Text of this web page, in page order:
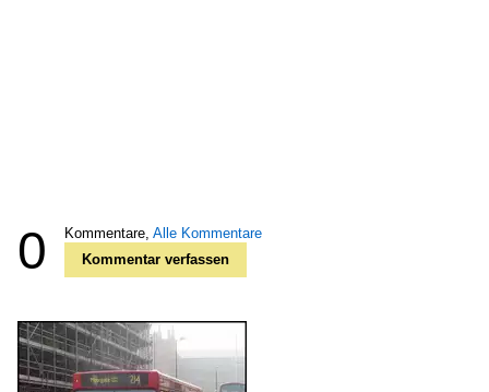
0 Kommentare, Alle Kommentare
Kommentar verfassen